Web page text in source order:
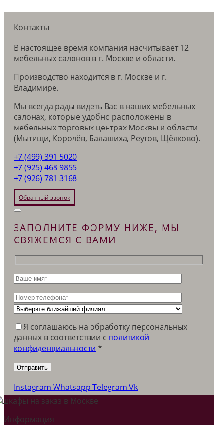
Контакты
В настоящее время компания насчитывает 12
мебельных салонов в г. Москве и области.
Производство находится в г. Москве и г.
Владимире.
Мы всегда рады видеть Вас в наших мебельных
салонах, которые удобно расположены в
мебельных торговых центрах Москвы и области
(Мытищи, Королёв, Балашиха, Реутов, Щёлково).
+7 (499) 391 5020
+7 (925) 468 9855
+7 (926) 781 3168
Обратный звонок
ЗАПОЛНИТЕ ФОРМУ НИЖЕ, МЫ
СВЯЖЕМСЯ С ВАМИ
Я соглашаюсь на обработку персональных
данных в соответствии c политикой
конфиденциальности *
Instagram Whatsapp Telegram Vk
Информация